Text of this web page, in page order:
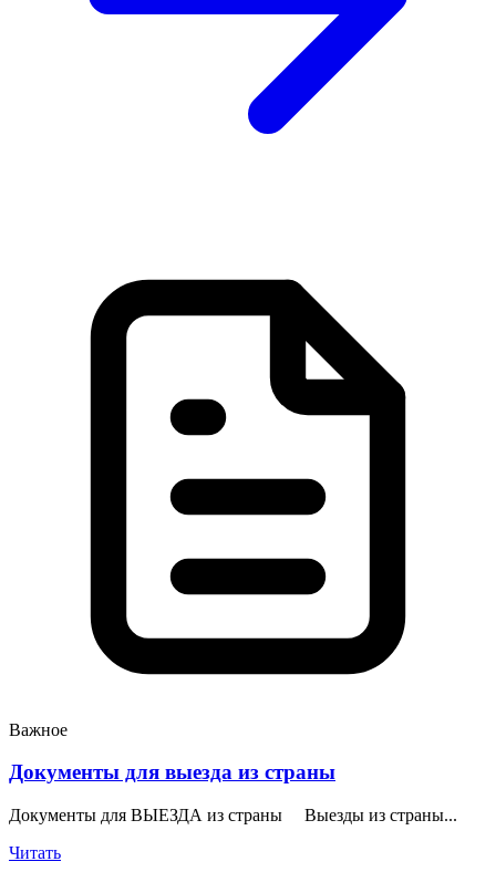
Важное
Документы для выезда из страны
Документы для ВЫЕЗДА из страны Выезды из страны...
Читать